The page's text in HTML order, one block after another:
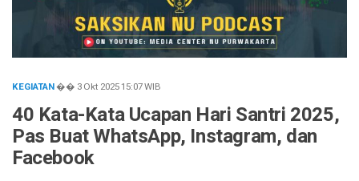
KEGIATAN�� 3 Okt 202515:07WIB
40 Kata-Kata Ucapan Hari Santri 2025,
Pas Buat WhatsApp, Instagram, dan
Facebook